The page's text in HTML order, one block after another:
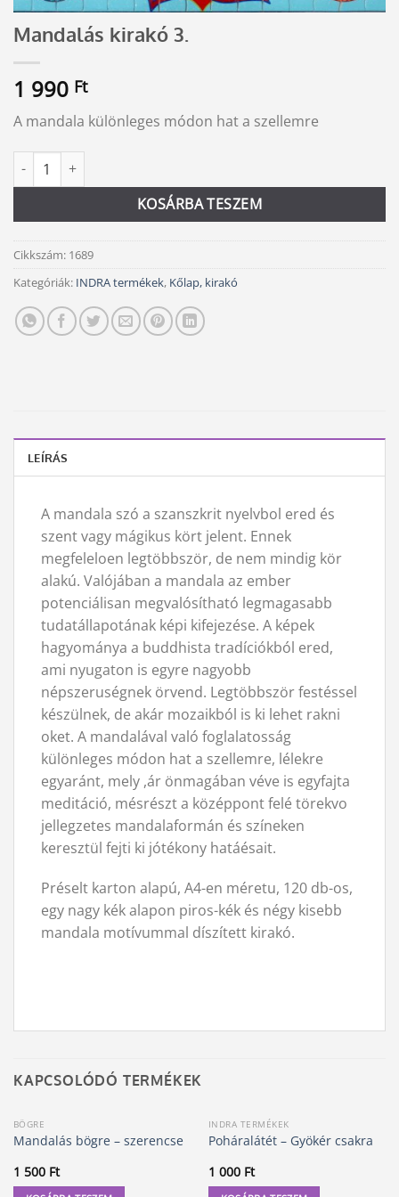
Mandalás kirakó 3.
1 990 Ft
A mandala különleges módon hat a szellemre
Mandalás kirakó 3. mennyiség
KOSÁRBA TESZEM
Alternative:
Cikkszám: 1689
Kategóriák: INDRA termékek, Kőlap, kirakó
LEÍRÁS
A mandala szó a szanszkrit nyelvbol ered és
szent vagy mágikus kört jelent. Ennek
megfeleloen legtöbbször, de nem mindig kör
alakú. Valójában a mandala az ember
potenciálisan megvalósítható legmagasabb
tudatállapotának képi kifejezése. A képek
hagyománya a buddhista tradíciókból ered,
ami nyugaton is egyre nagyobb
népszeruségnek örvend. Legtöbbször festéssel
készülnek, de akár mozaikból is ki lehet rakni
oket. A mandalával való foglalatosság
különleges módon hat a szellemre, lélekre
egyaránt, mely ,ár önmagában véve is egyfajta
meditáció, mésrészt a középpont felé törekvo
jellegzetes mandalaformán és színeken
keresztül fejti ki jótékony hatáésait.
Préselt karton alapú, A4-en méretu, 120 db-os,
egy nagy kék alapon piros-kék és négy kisebb
mandala motívummal díszített kirakó.
KAPCSOLÓDÓ TERMÉKEK
BÖGRE
Mandalás bögre – szerencse
1 500 Ft
INDRA TERMÉKEK
Poháralátét – Gyökér csakra
1 000 Ft